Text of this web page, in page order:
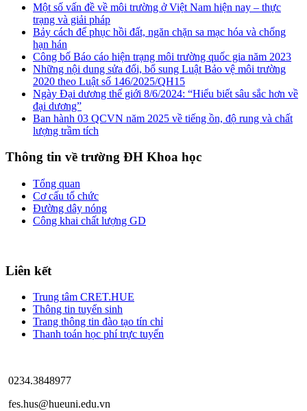
Một số vấn đề về môi trường ở Việt Nam hiện nay – thực
trạng và giải pháp
Bảy cách để phục hồi đất, ngăn chặn sa mạc hóa và chống
hạn hán
Công bố Báo cáo hiện trạng môi trường quốc gia năm 2023
Những nội dung sửa đổi, bổ sung Luật Bảo vệ môi trường
2020 theo Luật số 146/2025/QH15
Ngày Đại dương thế giới 8/6/2024: “Hiểu biết sâu sắc hơn về
đại dương”
Ban hành 03 QCVN năm 2025 về tiếng ồn, độ rung và chất
lượng trầm tích
Thông tin về trường ĐH Khoa học
Tổng quan
Cơ cấu tổ chức
Đường dây nóng
Công khai chất lượng GD
Liên kết
Trung tâm CRET.HUE
Thông tin tuyển sinh
Trang thông tin đào tạo tín chỉ
Thanh toán học phí trực tuyến
0234.3848977
fes.hus@hueuni.edu.vn